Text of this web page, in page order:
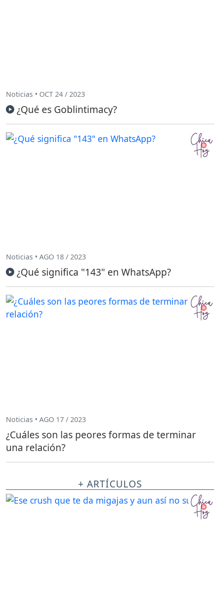
Noticias • OCT 24 / 2023
¿Qué es Goblintimacy?
Noticias • AGO 18 / 2023
¿Qué significa "143" en WhatsApp?
Noticias • AGO 17 / 2023
¿Cuáles son las peores formas de terminar
una relación?
+ ARTÍCULOS